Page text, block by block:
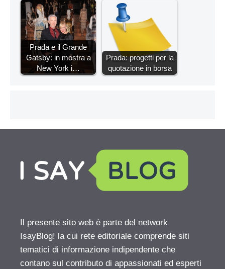
Prada e il Grande
Gatsby: in mostra a
New York i…
Prada: progetti per la
quotazione in borsa
Il presente sito web è parte del network
IsayBlog! la cui rete editoriale comprende siti
tematici di informazione indipendente che
contano sul contributo di appassionati ed esperti